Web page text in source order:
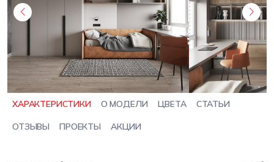
ХАРАКТЕРИСТИКИ О МОДЕЛИ ЦВЕТА СТАТЬИ
ОТЗЫВЫ ПРОЕКТЫ АКЦИИ